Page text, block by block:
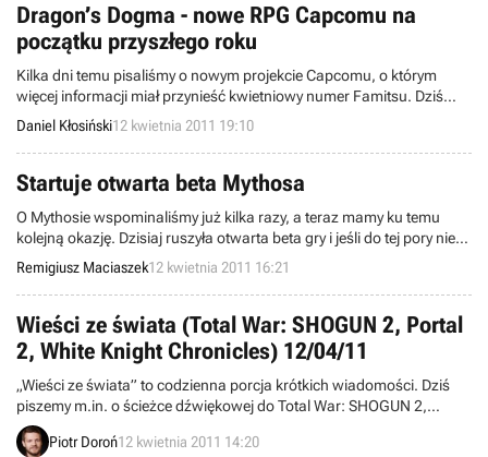
Off the Record – najnowszym dziele Blue Castle Games.
Dragon’s Dogma - nowe RPG Capcomu na
początku przyszłego roku
Kilka dni temu pisaliśmy o nowym projekcie Capcomu, o którym
więcej informacji miał przynieść kwietniowy numer Famitsu. Dziś
szczegóły na temat tego projektu są już ogólnodostępne.
Daniel Kłosiński12 kwietnia 2011 19:10
Startuje otwarta beta Mythosa
O Mythosie wspominaliśmy już kilka razy, a teraz mamy ku temu
kolejną okazję. Dzisiaj ruszyła otwarta beta gry i jeśli do tej pory nie
mieliście szansy wyrobić sobie zdania na temat rozgrywki, to teraz
jest doskonały moment.
Remigiusz Maciaszek12 kwietnia 2011 16:21
Wieści ze świata (Total War: SHOGUN 2, Portal
2, White Knight Chronicles) 12/04/11
„Wieści ze świata” to codzienna porcja krótkich wiadomości. Dziś
piszemy m.in. o ścieżce dźwiękowej do Total War: SHOGUN 2,
nowym formacie płyty DVD dla Xboksa 360, a także drugiej części
komiksu wprowadzającego do Portal 2. Zapraszamy do lektury.
Piotr Doroń12 kwietnia 2011 14:20